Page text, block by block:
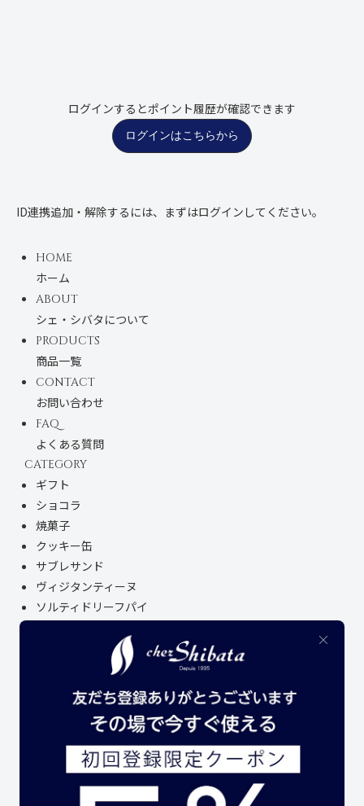
ログインするとポイント履歴が確認できます
ログインはこちらから
ID連携追加・解除するには、まずはログインしてください。
HOME
ホーム
ABOUT
シェ・シバタについて
PRODUCTS
商品一覧
CONTACT
お問い合わせ
FAQ
よくある質問
CATEGORY
ギフト
ショコラ
焼菓子
クッキー缶
サブレサンド
ヴィジタンティーヌ
ソルティドリーフパイ
オリジナルグッズ
アウトレットセール
大口注文
INFORMATION
店舗案内